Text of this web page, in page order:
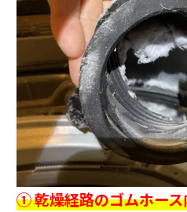
① 乾燥経路のゴムホー